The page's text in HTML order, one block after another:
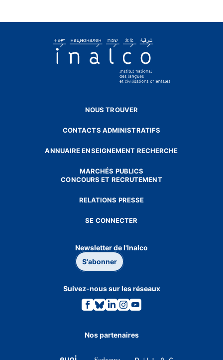
NOUS TROUVER
CONTACTS ADMINISTRATIFS
ANNUAIRE ENSEIGNEMENT RECHERCHE
MARCHÉS PUBLICS
CONCOURS ET RECRUTEMENT
RELATIONS PRESSE
SE CONNECTER
Newsletter de l'Inalco
S'abonner
Suivez-nous sur les réseaux
Lien
vers
Facebook.
Lien
vers
Bluesky.
Lien
vers
Linkedin.
Lien
vers
Instagram.
Lien
vers
Youtube.
Nos partenaires